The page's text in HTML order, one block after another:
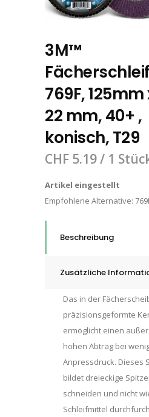
3M™
769F, 125mm
22 mm, 40+ ,
konisch, T29
CHF 5.19/ 1
Artikel eingestellt
Empfohlene Alternative:
Beschreibung
Zusätzliche
Das in der
präzisionsgeformte
ermöglicht einen
hohen Abtrag bei
Anpressdruck. Dieses
bildet dreieckige
schneiden und nicht
Schleifmittel